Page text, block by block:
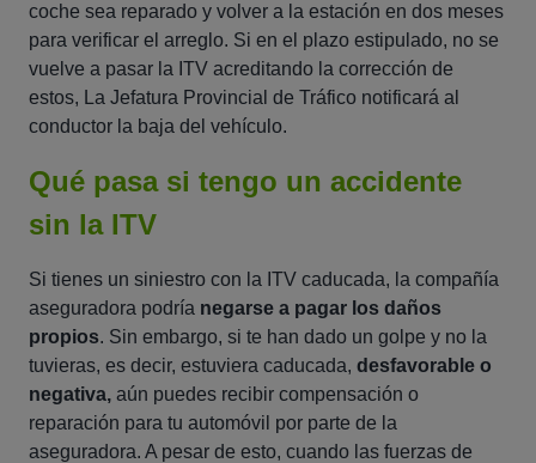
coche sea reparado y volver a la estación en dos meses
para verificar el arreglo. Si en el plazo estipulado, no se
vuelve a pasar la ITV acreditando la corrección de
estos, La Jefatura Provincial de Tráfico notificará al
conductor la baja del vehículo.
Qué pasa si tengo un accidente
sin la ITV
Si tienes un siniestro con la ITV caducada, la compañía
aseguradora podría negarse a pagar los daños
propios. Sin embargo, si te han dado un golpe y no la
tuvieras, es decir, estuviera caducada, desfavorable o
negativa, aún puedes recibir compensación o
reparación para tu automóvil por parte de la
aseguradora. A pesar de esto, cuando las fuerzas de